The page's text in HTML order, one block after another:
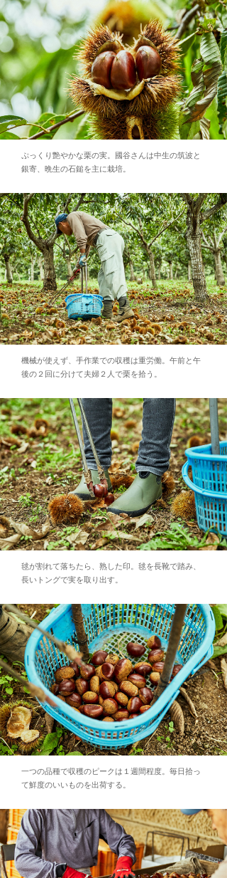
ぷっくり艶やかな栗の実。國谷さんは中生の筑波と
銀寄、晩生の石鎚を主に栽培。
機械が使えず、手作業での収穫は重労働。午前と午
後の２回に分けて夫婦２人で栗を拾う。
毬が割れて落ちたら、熟した印。毬を長靴で踏み、
長いトングで実を取り出す。
一つの品種で収穫のピークは１週間程度。毎日拾っ
て鮮度のいいものを出荷する。